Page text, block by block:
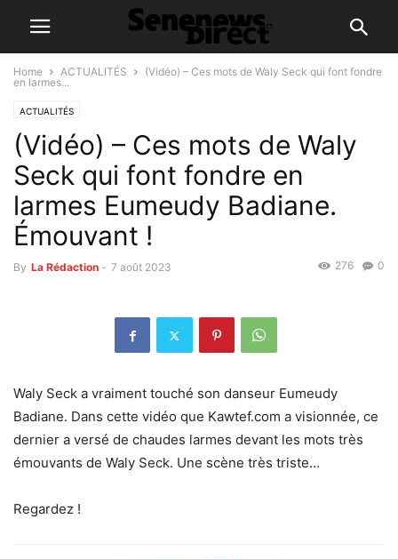
Home ACTUALITÉS
(Vidéo) – Ces mots de Waly Seck qui font fondre
en larmes...
ACTUALITÉS
(Vidéo) – Ces mots de Waly
Seck qui font fondre en
larmes Eumeudy Badiane.
Émouvant !
By La Rédaction - 7 août 2023 0
276
Waly Seck a vraiment touché son danseur Eumeudy
Badiane. Dans cette vidéo que Kawtef.com a visionnée, ce
dernier a versé de chaudes larmes devant les mots très
émouvants de Waly Seck. Une scène très triste…
Regardez !